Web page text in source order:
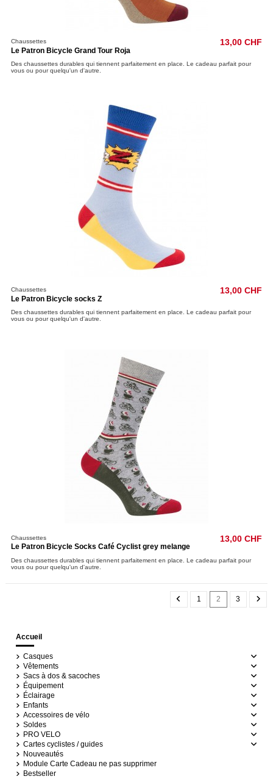
Chaussettes
Le Patron Bicycle Grand Tour Roja
13,00 CHF
Des chaussettes durables qui tiennent parfaitement en place. Le cadeau parfait pour
vous ou pour quelqu'un d'autre.
Chaussettes
Le Patron Bicycle socks Z
13,00 CHF
Des chaussettes durables qui tiennent parfaitement en place. Le cadeau parfait pour
vous ou pour quelqu'un d'autre.
Chaussettes
Le Patron Bicycle Socks Café Cyclist grey melange
13,00 CHF
Des chaussettes durables qui tiennent parfaitement en place. Le cadeau parfait pour
vous ou pour quelqu'un d'autre.
1 2 3
Accueil
Casques
Vêtements
Sacs à dos & sacoches
Équipement
Éclairage
Enfants
Accessoires de vélo
Soldes
PRO VELO
Cartes cyclistes / guides
Nouveautés
Module Carte Cadeau ne pas supprimer
Bestseller